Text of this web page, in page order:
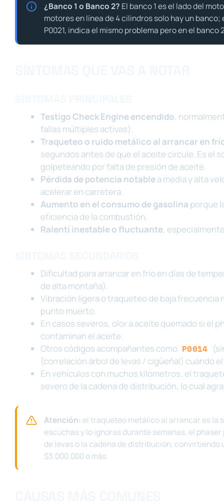
¿Banco 1 o Banco 2? El banco 1 es el lado del
motores en línea de 4 cilindros solo hay un banco;
P0021, indica el mismo problema pero en el banco
Testigo Check Engine encendido,
fallas múltiples activas).
Traqueteo o ruido metálico al arrancar en
segundos antes de que el aceite circule. Es el
golpeteando por falta de presión de aceite.
Pérdida de potencia notablea media y alta
acelerar en carretera.
Aumento en el consumo de gasolina porque
eficiencia de la combustión.
Ralentí inestable o fluctuante,
Dificultad para arrancar en frío en días de
de alta montaña).
Vibración ligera o traqueteo de baja
punto muerto.
En casos severos, olor a aceite quemado si el
contaminan el aceite.
Otros códigos acompañantes como P0014
(correlación árbol de levas / cigüeñal) cuando
En vehículos con muchos kilómetros, el
severo de la cadena de distribución, lo cual
Atención: el traqueteo metálico al arrancar es la
escuchas y lo ignoras durante semanas, el
de levas o la cadena de distribución, convirtiendo
$3.000.000 o más.